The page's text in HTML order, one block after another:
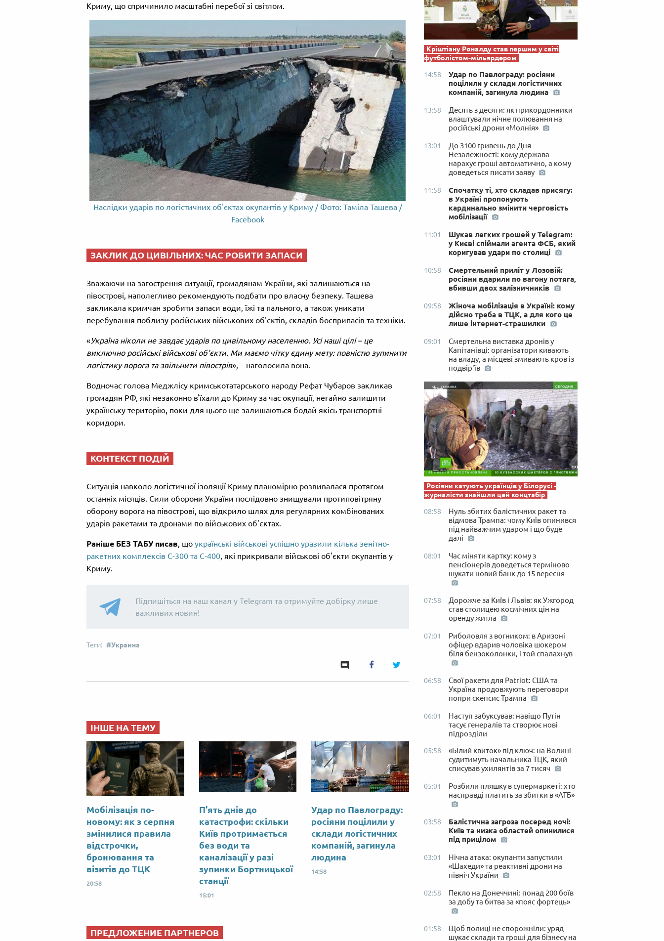
Криму, що спричинило масштабні перебої зі світлом.
Наслідки ударів по логістичних об'єктах окупантів у Криму / Фото: Таміла Ташева /
Facebook
ЗАКЛИК ДО ЦИВІЛЬНИХ: ЧАС РОБИТИ ЗАПАСИ
Зважаючи на загострення ситуації, громадянам України, які залишаються на
півострові, наполегливо рекомендують подбати про власну безпеку. Ташева
закликала кримчан зробити запаси води, їжі та пального, а також уникати
перебування поблизу російських військових об'єктів, складів боєприпасів та техніки.
«Україна ніколи не завдає ударів по цивільному населенню. Усі наші цілі – це
виключно російські військові об'єкти. Ми маємо чітку єдину мету: повністю зупинити
логістику ворога та звільнити півострів», – наголосила вона.
Водночас голова Меджлісу кримськотатарського народу Рефат Чубаров закликав
громадян РФ, які незаконно в'їхали до Криму за час окупації, негайно залишити
українську територію, поки для цього ще залишаються бодай якісь транспортні
коридори.
КОНТЕКСТ ПОДІЙ
Ситуація навколо логістичної ізоляції Криму планомірно розвивалася протягом
останніх місяців. Сили оборони України послідовно знищували протиповітряну
оборону ворога на півострові, що відкрило шлях для регулярних комбінованих
ударів ракетами та дронами по військових об'єктах.
Раніше БЕЗ ТАБУ писав, що українські військові успішно уразили кілька зенітно-
ракетних комплексів С-300 та С-400, які прикривали військові об'єкти окупантів у
Криму.
Підпишіться на наш канал у Telegram та отримуйте добірку лише
важливих новин!
Украина
ІНШЕ НА ТЕМУ
Мобілізація по-
новому: як з серпня
змінилися правила
відстрочки,
бронювання та
візитів до ТЦК
20:58
П'ять днів до
катастрофи: скільки
Київ протримається
без води та
каналізації у разі
зупинки Бортницької
станції
15:01
Удар по Павлограду:
росіяни поцілили у
склади логістичних
компаній, загинула
людина
14:58
ПРЕДЛОЖЕНИЕ ПАРТНЕРОВ
Кріштіану Роналду став першим у світі
футболістом-мільярдером
14:58
Удар по Павлограду: росіяни
поцілили у склади логістичних
компаній, загинула людина
13:58
Десять з десяти: як прикордонники
влаштували нічне полювання на
російські дрони «Молнія»
13:01
До 3100 гривень до Дня
Незалежності: кому держава
нарахує гроші автоматично, а кому
доведеться писати заяву
11:58
Спочатку ті, хто складав присягу:
в Україні пропонують
кардинально змінити черговість
мобілізації
11:01
Шукав легких грошей у Telegram:
у Києві спіймали агента ФСБ, який
коригував удари по столиці
10:58
Смертельний приліт у Лозовій:
росіяни вдарили по вагону потяга,
вбивши двох залізничників
09:58
Жіноча мобілізація в Україні: кому
дійсно треба в ТЦК, а для кого це
лише інтернет-страшилки
09:01
Смертельна виставка дронів у
Капітанівці: організатори кивають
на владу, а місцеві змивають кров із
подвір'їв
Росіяни катують українців у Білорусі -
журналісти знайшли цей концтабір
08:58
Нуль збитих балістичних ракет та
відмова Трампа: чому Київ опинився
під найважчим ударом і що буде
далі
08:01
Час міняти картку: кому з
пенсіонерів доведеться терміново
шукати новий банк до 15 вересня
07:58
Дорожче за Київ і Львів: як Ужгород
став столицею космічних цін на
оренду житла
07:01
Риболовля з вогником: в Аризоні
офіцер вдарив чоловіка шокером
біля бензоколонки, і той спалахнув
06:58
Свої ракети для Patriot: США та
Україна продовжують переговори
попри скепсис Трампа
06:01
Наступ забуксував: навіщо Путін
тасує генералів та створює нові
підрозділи
05:58
«Білий квиток» під ключ: на Волині
судитимуть начальника ТЦК, який
списував ухилянтів за 7 тисяч
05:01
Розбили пляшку в супермаркеті: хто
насправді платить за збитки в «АТБ»
03:58
Балістична загроза посеред ночі:
Київ та низка областей опинилися
під прицілом
03:01
Нічна атака: окупанти запустили
«Шахеди» та реактивні дрони на
північ України
02:58
Пекло на Донеччині: понад 200 боїв
за добу та битва за «пояс фортець»
01:58
Щоб полиці не спорожніли: уряд
шукає склади та гроші для бізнесу на